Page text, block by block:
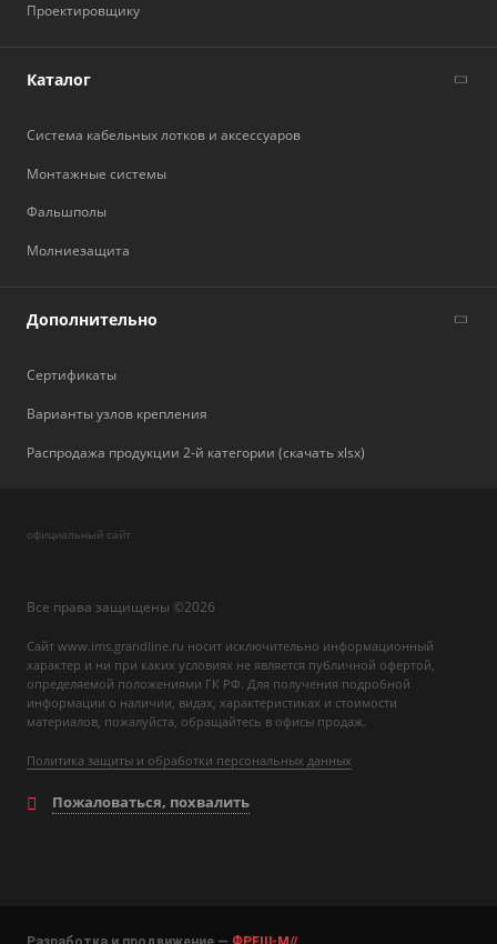
Проектировщику
Каталог
Система кабельных лотков и аксессуаров
Монтажные системы
Фальшполы
Молниезащита
Дополнительно
Сертификаты
Варианты узлов крепления
Распродажа продукции 2-й категории (скачать xlsx)
официальный сайт
Все права защищены ©2026
Сайт www.ims.grandline.ru носит исключительно информационный
характер и ни при каких условиях не является публичной офертой,
определяемой положениями ГК РФ. Для получения подробной
информации о наличии, видах, характеристиках и стоимости
материалов, пожалуйста, обращайтесь в офисы продаж.
Политика защиты и обработки персональных данных
Пожаловаться, похвалить